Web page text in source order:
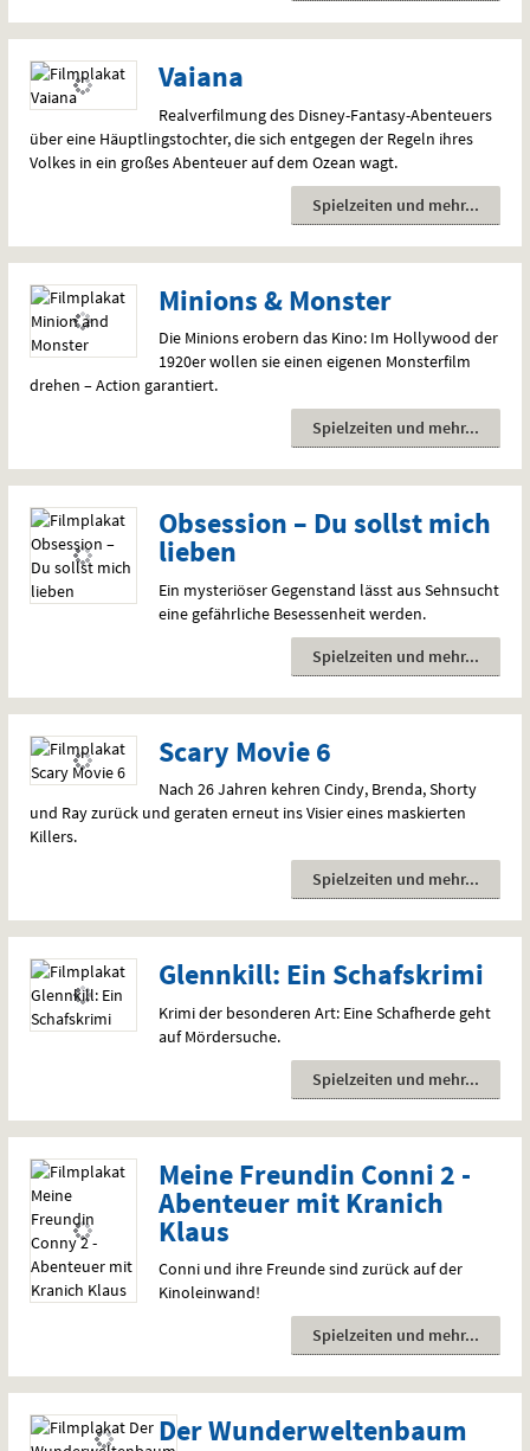
Vaiana
Realverfilmung des Disney-Fantasy-Abenteuers
über eine Häuptlingstochter, die sich entgegen der Regeln ihres
Volkes in ein großes Abenteuer auf dem Ozean wagt.
Spielzeiten und mehr
Minions & Monster
Die Minions erobern das Kino: Im Hollywood der
1920er wollen sie einen eigenen Monsterfilm
drehen – Action garantiert.
Spielzeiten und mehr
Obsession – Du sollst mich
lieben
Ein mysteriöser Gegenstand lässt aus Sehnsucht
eine gefährliche Besessenheit werden.
Spielzeiten und mehr
Scary Movie 6
Nach 26 Jahren kehren Cindy, Brenda, Shorty
und Ray zurück und geraten erneut ins Visier eines maskierten
Killers.
Spielzeiten und mehr
Glennkill: Ein Schafskrimi
Krimi der besonderen Art: Eine Schafherde geht
auf Mördersuche.
Spielzeiten und mehr
Meine Freundin Conni 2 -
Abenteuer mit Kranich
Klaus
Conni und ihre Freunde sind zurück auf der
Kinoleinwand!
Spielzeiten und mehr
Der Wunderweltenbaum